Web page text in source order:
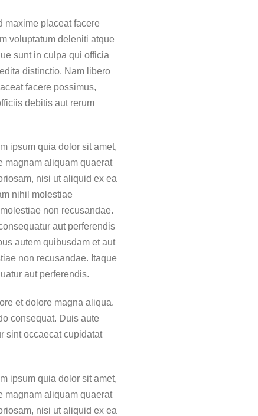
maxime placeat facere
voluptatum deleniti atque
sunt in culpa qui officia
distinctio. Nam libero
facere possimus,
debitis aut rerum
ipsum quia dolor sit amet,
magnam aliquam quaerat
nisi ut aliquid ex ea
nihil molestiae
non recusandae.
aut perferendis
autem quibusdam et aut
non recusandae. Itaque
aut perferendis.
et dolore magna aliqua.
consequat. Duis aute
sint occaecat cupidatat
ipsum quia dolor sit amet,
magnam aliquam quaerat
nisi ut aliquid ex ea